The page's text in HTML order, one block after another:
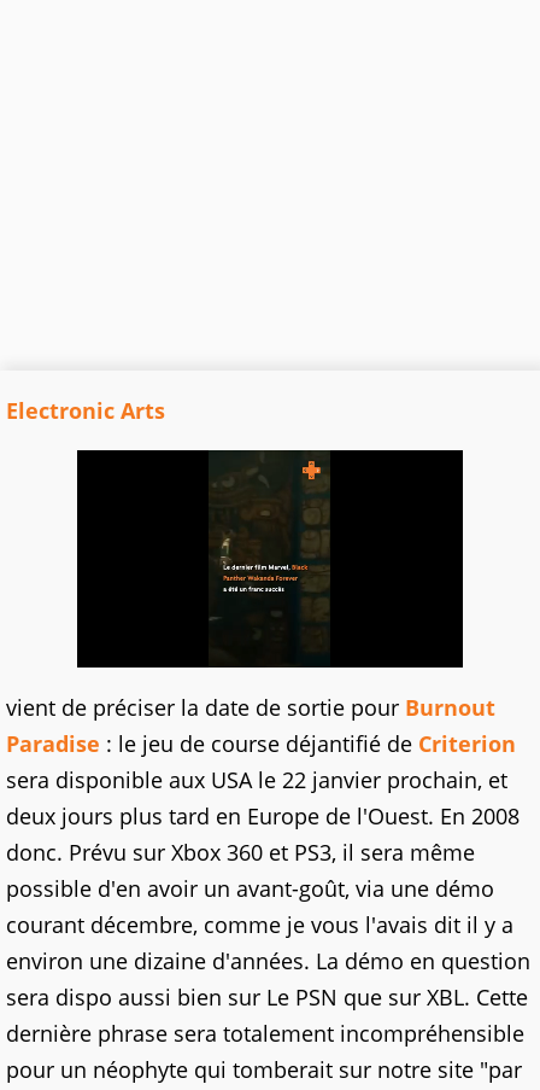
Electronic Arts
vient de préciser la date de sortie pour Burnout
Paradise : le jeu de course déjantifié de Criterion
sera disponible aux USA le 22 janvier prochain, et
deux jours plus tard en Europe de l'Ouest. En 2008
donc. Prévu sur Xbox 360 et PS3, il sera même
possible d'en avoir un avant-goût, via une démo
courant décembre, comme je vous l'avais dit il y a
environ une dizaine d'années. La démo en question
sera dispo aussi bien sur Le PSN que sur XBL. Cette
dernière phrase sera totalement incompréhensible
pour un néophyte qui tomberait sur notre site "par